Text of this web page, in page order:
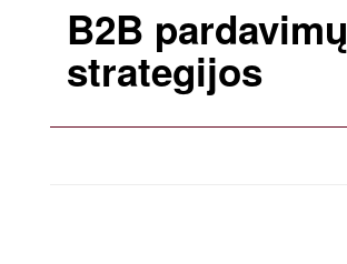
B2B pardavimų
strategijos